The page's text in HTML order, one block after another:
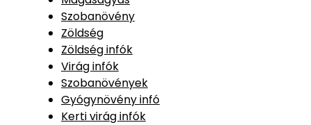
Szobanövény
Zöldség
Zöldség infók
Virág infók
Szobanövények
Gyógynövény infó
Kerti virág infók